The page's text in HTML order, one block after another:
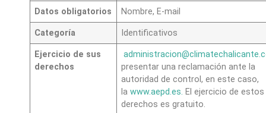
Datos obligatorios Nombre, E-mail
Categoría Identificativos
Ejercicio de sus
derechos
presentar una reclamación ante la
autoridad de control, en este caso,
lawww.aepd.es. El ejercicio de estos
derechos es gratuito.